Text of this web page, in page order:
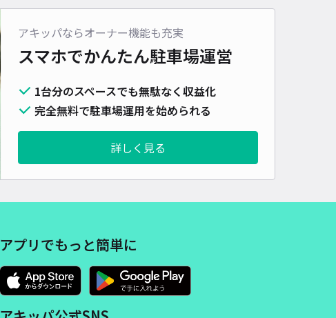
アキッパならオーナー機能も充実
スマホでかんたん駐車場運営
1台分のスペースでも無駄なく収益化
完全無料で駐車場運用を始められる
詳しく見る
アプリでもっと簡単に